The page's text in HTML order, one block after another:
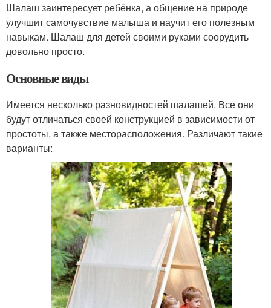
Шалаш заинтересует ребёнка, а общение на природе
улучшит самочувствие малыша и научит его полезным
навыкам. Шалаш для детей своими руками соорудить
довольно просто.
Основные виды
Имеется несколько разновидностей шалашей. Все они
будут отличаться своей конструкцией в зависимости от
простоты, а также месторасположения. Различают такие
варианты: